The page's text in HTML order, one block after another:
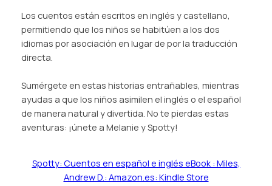
Los cuentos están escritos en inglés y castellano,
permitiendo que los niños se habitúen a los dos
idiomas por asociación en lugar de por la traducción
directa.
Sumérgete en estas historias entrañables, mientras
ayudas a que los niños asimilen el inglés o el español
de manera natural y divertida. No te pierdas estas
aventuras: ¡únete a Melanie y Spotty!
Spotty: Cuentos en español e inglés eBook : Miles,
Andrew D.: Amazon.es: Kindle Store